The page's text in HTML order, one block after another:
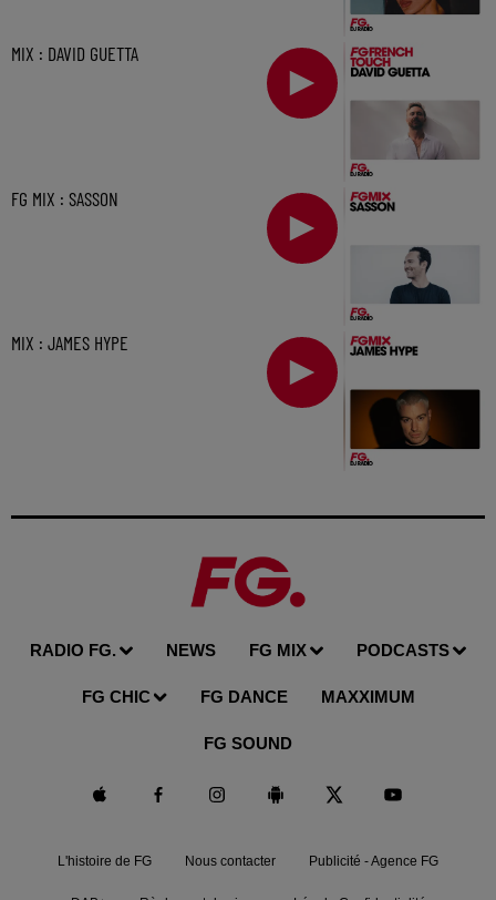
MIX : DAVID GUETTA
FG MIX : SASSON
MIX : JAMES HYPE
RADIO FG. NEWS FG MIX PODCASTS
FG CHIC FG DANCE MAXXIMUM
FG SOUND
L'histoire de FG Nous contacter Publicité - Agence FG